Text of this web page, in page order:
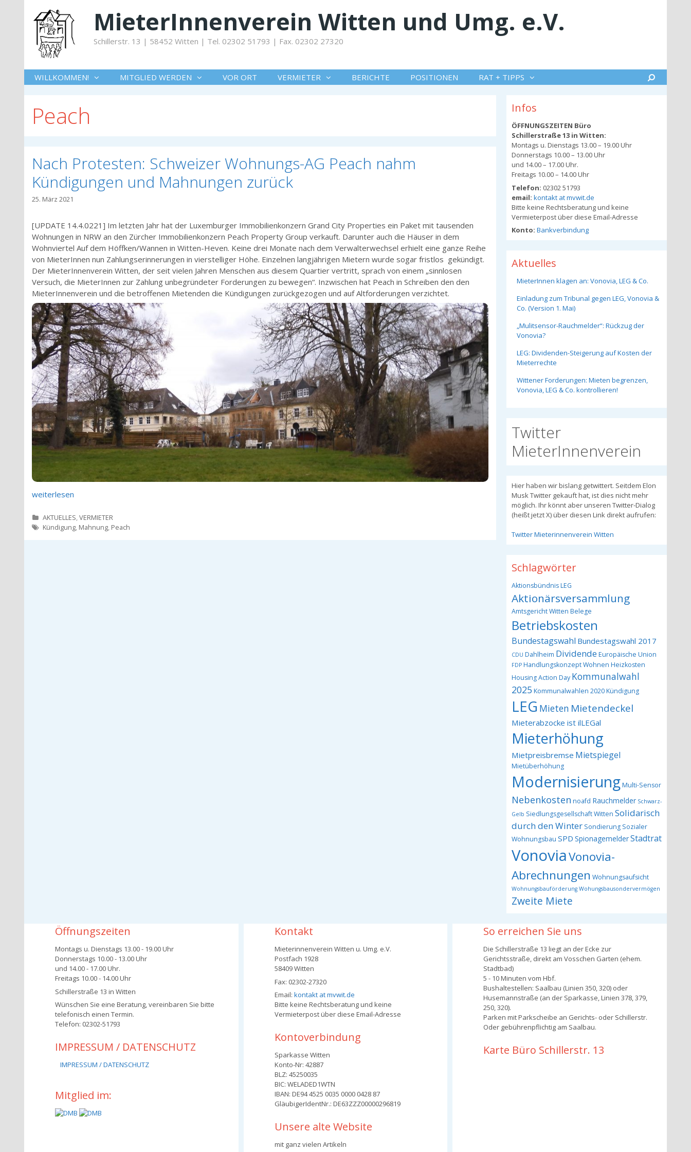
MieterInnenverein Witten und Umg. e.V.
Schillerstr. 13 | 58452 Witten | Tel. 02302 51793 | Fax. 02302 27320
WILLKOMMEN! MITGLIED WERDEN VOR ORT VERMIETER BERICHTE POSITIONEN RAT + TIPPS
Peach
Nach Protesten: Schweizer Wohnungs-AG Peach nahm
Kündigungen und Mahnungen zurück
25. März 2021
[UPDATE 14.4.0221] Im letzten Jahr hat der Luxemburger Immobilienkonzern Grand City Properties ein Paket mit tausenden
Wohnungen in NRW an den Zürcher Immobilienkonzern Peach Property Group verkauft. Darunter auch die Häuser in dem
Wohnviertel Auf dem Höffken/Wannen in Witten-Heven. Keine drei Monate nach dem Verwalterwechsel erhielt eine ganze Reihe
von MieterInnen nun Zahlungserinnerungen in vierstelliger Höhe. Einzelnen langjährigen Mietern wurde sogar fristlos gekündigt.
Der MieterInnenverein Witten, der seit vielen Jahren Menschen aus diesem Quartier vertritt, sprach von einem „sinnlosen
Versuch, die MieterInnen zur Zahlung unbegründeter Forderungen zu bewegen“. Inzwischen hat Peach in Schreiben den den
MieterInnenverein und die betroffenen Mietenden die Kündigungen zurückgezogen und auf Altforderungen verzichtet.
weiterlesen
Kategorien
AKTUELLES,VERMIETER
Tags
Kündigung, Mahnung, Peach
Infos
ÖFFNUNGSZEITEN Büro
Schillerstraße 13 in Witten:
Montags u. Dienstags 13.00 – 19.00 Uhr
Donnerstags 10.00 – 13.00 Uhr
und 14.00 – 17.00 Uhr.
Freitags 10.00 – 14.00 Uhr
Telefon: 02302 51793
email: kontakt at mvwit.de
Bitte keine Rechtsberatung und keine
Vermieterpost über diese Email-Adresse
Konto: Bankverbindung
Aktuelles
MieterInnen klagen an: Vonovia, LEG & Co.
Einladung zum Tribunal gegen LEG, Vonovia &
Co. (Version 1. Mai)
„Mulitsensor-Rauchmelder“: Rückzug der
Vonovia?
LEG: Dividenden-Steigerung auf Kosten der
Mieterrechte
Wittener Forderungen: Mieten begrenzen,
Vonovia, LEG & Co. kontrollieren!
Twitter
MieterInnenverein
Hier haben wir bislang getwittert. Seitdem Elon
Musk Twitter gekauft hat, ist dies nicht mehr
möglich. Ihr könnt aber unseren Twitter-Dialog
(heißt jetzt X) über diesen Link direkt aufrufen:
Twitter Mieterinnenverein Witten
Schlagwörter
Aktionsbündnis LEG
Aktionärsversammlung
Amtsgericht Witten Belege
Betriebskosten
Bundestagswahl Bundestagswahl 2017
CDU Dahlheim Dividende Europäische Union
FDP Handlungskonzept Wohnen Heizkosten
Housing Action Day Kommunalwahl
2025 Kommunalwahlen 2020 Kündigung
LEG Mieten Mietendeckel
Mieterabzocke ist ilLEGal
Mieterhöhung
Mietpreisbremse Mietspiegel
Mietüberhöhung
Modernisierung Multi-Sensor
Nebenkosten noafd Rauchmelder Schwarz-
Gelb Siedlungsgesellschaft Witten Solidarisch
durch den Winter Sondierung Sozialer
Wohnungsbau SPD SpionagemelderStadtrat
VonoviaVonovia-
Abrechnungen Wohnungsaufsicht
Wohnungsbauförderung Wohungsbausondervermögen
Zweite Miete
Öffnungszeiten
Montags u. Dienstags 13.00 - 19.00 Uhr
Donnerstags 10.00 - 13.00 Uhr
und 14.00 - 17.00 Uhr.
Freitags 10.00 - 14.00 Uhr
Schillerstraße 13 in Witten
Wünschen Sie eine Beratung, vereinbaren Sie bitte
telefonisch einen Termin.
Telefon: 02302-51793
IMPRESSUM / DATENSCHUTZ
IMPRESSUM / DATENSCHUTZ
Mitglied im:
Kontakt
Mieterinnenverein Witten u. Umg. e.V.
Postfach 1928
58409 Witten
Fax: 02302-27320
Email: kontakt at mvwit.de
Bitte keine Rechtsberatung und keine
Vermieterpost über diese Email-Adresse
Kontoverbindung
Sparkasse Witten
Konto-Nr: 42887
BLZ: 45250035
BIC: WELADED1WTN
IBAN: DE94 4525 0035 0000 0428 87
GläubigerIdentNr.: DE63ZZZ00000296819
Unsere alte Website
mit ganz vielen Artikeln
So erreichen Sie uns
Die Schillerstraße 13 liegt an der Ecke zur
Gerichtsstraße, direkt am Vosschen Garten (ehem.
Stadtbad)
5 - 10 Minuten vom Hbf.
Bushaltestellen: Saalbau (Linien 350, 320) oder
Husemannstraße (an der Sparkasse, Linien 378, 379,
250, 320).
Parken mit Parkscheibe an Gerichts- oder Schillerstr.
Oder gebührenpflichtig am Saalbau.
Karte Büro Schillerstr. 13